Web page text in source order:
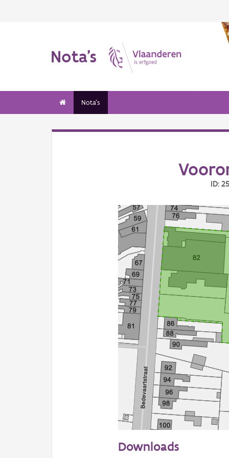
Nota's
Nota's
ID:
Informatie Vlaanderen
Downloads